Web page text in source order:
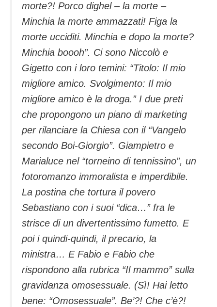
morte?! Porco dighel – la morte –
Minchia la morte ammazzati! Figa la
morte ucciditi. Minchia e dopo la morte?
Minchia boooh”. Ci sono Niccolò e
Gigetto con i loro temini: “Titolo: Il mio
migliore amico. Svolgimento: Il mio
migliore amico è la droga.” I due preti
che propongono un piano di marketing
per rilanciare la Chiesa con il “Vangelo
secondo Boi-Giorgio”. Giampietro e
Marialuce nel “torneino di tennissino”, un
fotoromanzo immoralista e imperdibile.
La postina che tortura il povero
Sebastiano con i suoi “dica…” fra le
strisce di un divertentissimo fumetto. E
poi i quindi-quindi, il precario, la
ministra… E Fabio e Fabio che
rispondono alla rubrica “Il mammo” sulla
gravidanza omosessuale. (Sì! Hai letto
bene: “Omosessuale”. Be’?! Che c’è?!